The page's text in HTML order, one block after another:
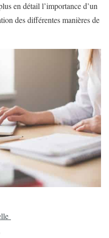
en détail l’importance d’un
des différentes manières de